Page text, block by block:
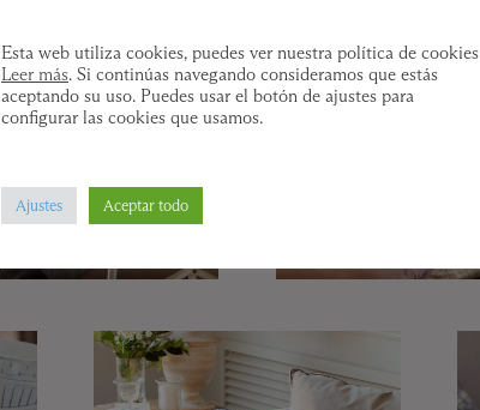
Esta web utiliza cookies, puedes ver nuestra política de cookies
Leer más. Si continúas navegando consideramos que estás
aceptando su uso. Puedes usar el botón de ajustes para
configurar las cookies que usamos.
Ajustes Aceptar todo